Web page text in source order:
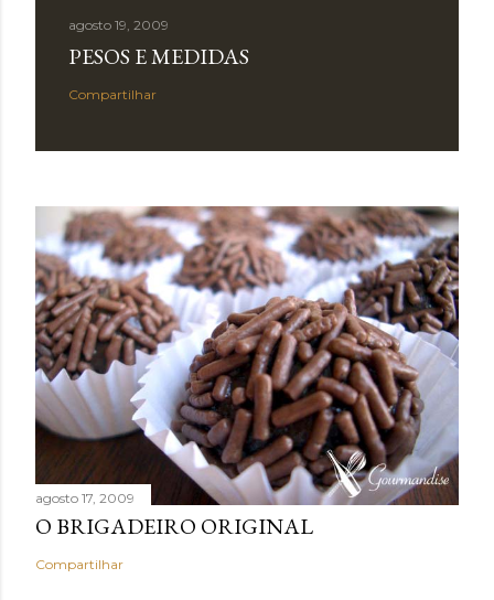
agosto 19, 2009
PESOS E MEDIDAS
Compartilhar
agosto 17, 2009
O BRIGADEIRO ORIGINAL
Compartilhar